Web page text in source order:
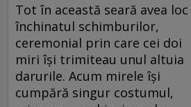
Tot în această seară avea loc
închinatul schimburilor,
ceremonial prin care cei doi
miri îşi trimiteau unul altuia
darurile. Acum mirele îşi
cumpără singur costumul,